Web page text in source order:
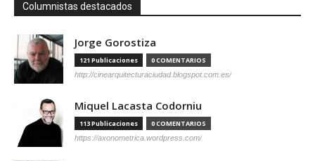
Columnistas destacados
Jorge Gorostiza
121 Publicaciones 0 COMENTARIOS
http://cinearquitecturaciudad.blogspot.com.es/
Miquel Lacasta Codorniu
113 Publicaciones 0 COMENTARIOS
https://axonometrica.wordpress.com/